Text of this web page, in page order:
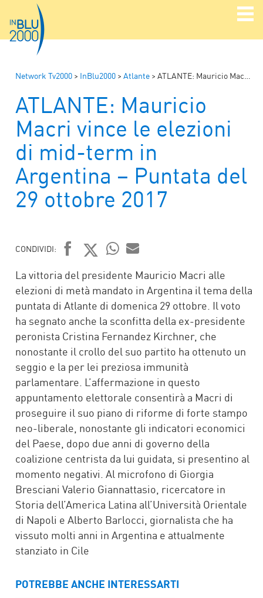
Network Tv2000 > InBlu2000 > Atlante > ATLANTE: Mauricio Macri vince le elezioni di mid-term in Argentina – Puntata del 29 ottobre 2017
ATLANTE: Mauricio
Macri vince le elezioni
di mid-term in
Argentina – Puntata del
29 ottobre 2017
CONDIVIDI:
FACEBOOK
TWITTER
WHATSAPP
MAIL
La vittoria del presidente Mauricio Macri alle
elezioni di metà mandato in Argentina il tema della
puntata di Atlante di domenica 29 ottobre. Il voto
ha segnato anche la sconfitta della ex-presidente
peronista Cristina Fernandez Kirchner, che
nonostante il crollo del suo partito ha ottenuto un
seggio e la per lei preziosa immunità
parlamentare. L’affermazione in questo
appuntamento elettorale consentirà a Macri di
proseguire il suo piano di riforme di forte stampo
neo-liberale, nonostante gli indicatori economici
del Paese, dopo due anni di governo della
coalizione centrista da lui guidata, si presentino al
momento negativi. Al microfono di Giorgia
Bresciani Valerio Giannattasio, ricercatore in
Storia dell’America Latina all’Università Orientale
di Napoli e Alberto Barlocci, giornalista che ha
vissuto molti anni in Argentina e attualmente
stanziato in Cile
POTREBBE ANCHE INTERESSARTI